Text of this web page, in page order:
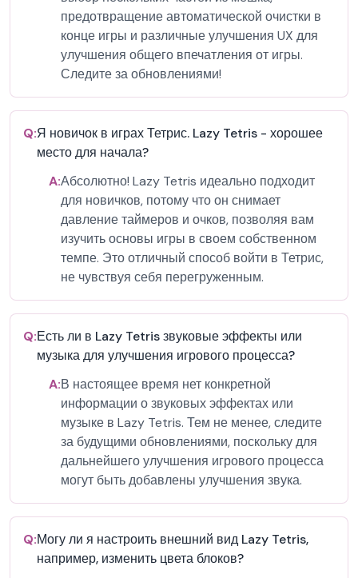
предотвращение автоматической очистки в
конце игры и различные улучшения UX для
улучшения общего впечатления от игры.
Следите за обновлениями!
Q:Я новичок в играх Тетрис. Lazy Tetris - хорошее
место для начала?
A:Абсолютно! Lazy Tetris идеально подходит
для новичков, потому что он снимает
давление таймеров и очков, позволяя вам
изучить основы игры в своем собственном
темпе. Это отличный способ войти в Тетрис,
не чувствуя себя перегруженным.
Q:Есть ли в Lazy Tetris звуковые эффекты или
музыка для улучшения игрового процесса?
A:В настоящее время нет конкретной
информации о звуковых эффектах или
музыке в Lazy Tetris. Тем не менее, следите
за будущими обновлениями, поскольку для
дальнейшего улучшения игрового процесса
могут быть добавлены улучшения звука.
Q:Могу ли я настроить внешний вид Lazy Tetris,
например, изменить цвета блоков?